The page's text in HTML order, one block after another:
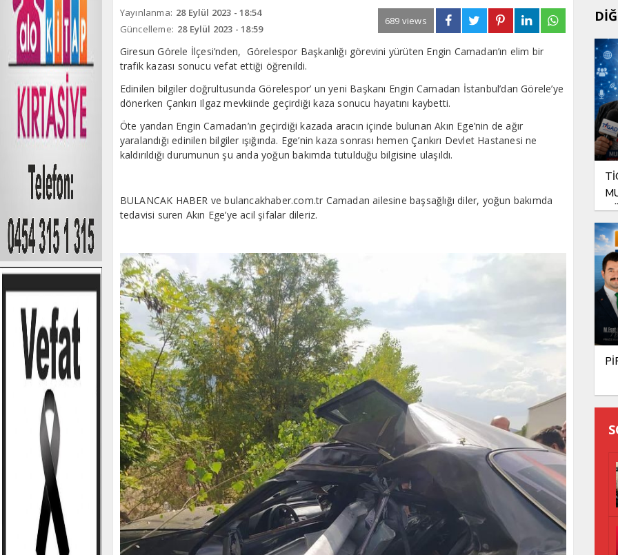
Yayınlanma: 28 Eylül 2023 - 18:54
Güncelleme: 28 Eylül 2023 - 18:59
689 views
Giresun Görele İlçesi’nden, Görelespor Başkanlığı görevini yürüten Engin Camadan’ın elim bir
trafik kazası sonucu vefat ettiği öğrenildi.
Edinilen bilgiler doğrultusunda Görelespor’ un yeni Başkanı Engin Camadan İstanbul’dan Görele’ye
dönerken Çankırı Ilgaz mevkiinde geçirdiği kaza sonucu hayatını kaybetti.
Öte yandan Engin Camadan’ın geçirdiği kazada aracın içinde bulunan Akın Ege’nin de ağır
yaralandığı edinilen bilgiler ışığında. Ege’nin kaza sonrası hemen Çankırı Devlet Hastanesi ne
kaldırıldığı durumunun şu anda yoğun bakımda tutulduğu bilgisine ulaşıldı.
BULANCAK HABER ve bulancakhaber.com.tr Camadan ailesine başsağlığı diler, yoğun bakımda
tedavisi suren Akın Ege’ye acil şifalar dileriz.